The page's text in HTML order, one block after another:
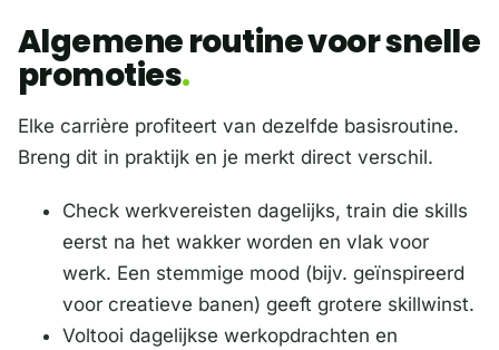
Algemene routine voor snelle
promoties
Elke carrière profiteert van dezelfde basisroutine.
Breng dit in praktijk en je merkt direct verschil.
Check werkvereisten dagelijks, train die skills
eerst na het wakker worden en vlak voor
werk. Een stemmige mood (bijv. geïnspireerd
voor creatieve banen) geeft grotere skillwinst.
Voltooi dagelijkse werkopdrachten en